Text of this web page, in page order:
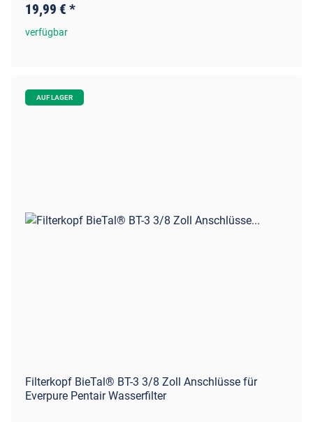
19,99 € *
verfügbar
AUF LAGER
Filterkopf BieTal® BT-3 3/8 Zoll Anschlüsse für
Everpure Pentair Wasserfilter